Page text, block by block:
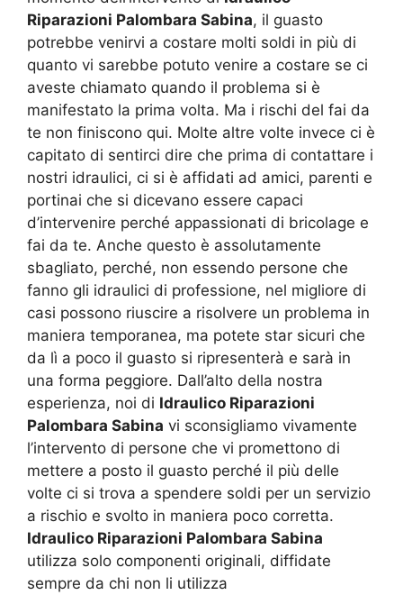
Riparazioni Palombara Sabina, il guasto
potrebbe venirvi a costare molti soldi in più di
quanto vi sarebbe potuto venire a costare se ci
aveste chiamato quando il problema si è
manifestato la prima volta. Ma i rischi del fai da
te non finiscono qui. Molte altre volte invece ci è
capitato di sentirci dire che prima di contattare i
nostri idraulici, ci si è affidati ad amici, parenti e
portinai che si dicevano essere capaci
d’intervenire perché appassionati di bricolage e
fai da te. Anche questo è assolutamente
sbagliato, perché, non essendo persone che
fanno gli idraulici di professione, nel migliore di
casi possono riuscire a risolvere un problema in
maniera temporanea, ma potete star sicuri che
da lì a poco il guasto si ripresenterà e sarà in
una forma peggiore. Dall’alto della nostra
esperienza, noi di Idraulico Riparazioni
Palombara Sabina vi sconsigliamo vivamente
l’intervento di persone che vi promettono di
mettere a posto il guasto perché il più delle
volte ci si trova a spendere soldi per un servizio
a rischio e svolto in maniera poco corretta.
Idraulico Riparazioni Palombara Sabina
utilizza solo componenti originali, diffidate
sempre da chi non li utilizza